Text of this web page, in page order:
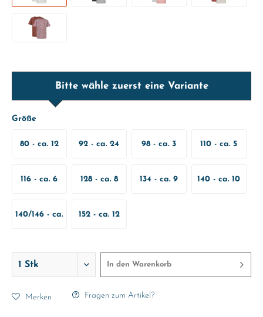
Bitte wähle zuerst eine Variante
Größe
80 - ca. 12 92 - ca. 24 98 - ca. 3 110 - ca. 5
116 - ca. 6
128 - ca. 8 134 - ca. 9 140 - ca. 10
140/146 - ca.
152 - ca. 12
In den Warenkorb
Merken Fragen zum Artikel?